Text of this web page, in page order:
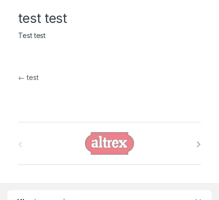
test test
Test test
Bericht navigatie
← test